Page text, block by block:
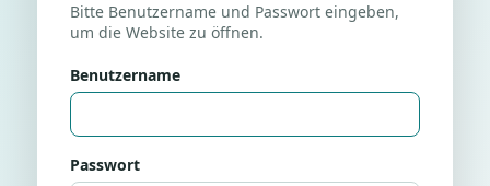
Bitte Benutzername und Passwort eingeben,
um die Website zu öffnen.
Benutzername
Passwort